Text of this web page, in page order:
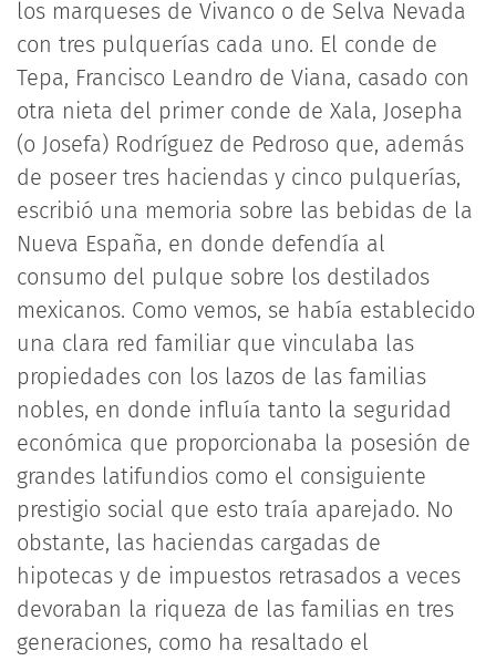
los marqueses de Vivanco o de Selva Nevada
con tres pulquerías cada uno. El conde de
Tepa, Francisco Leandro de Viana, casado con
otra nieta del primer conde de Xala, Josepha
(o Josefa) Rodríguez de Pedroso que, además
de poseer tres haciendas y cinco pulquerías,
escribió una memoria sobre las bebidas de la
Nueva España, en donde defendía al
consumo del pulque sobre los destilados
mexicanos. Como vemos, se había establecido
una clara red familiar que vinculaba las
propiedades con los lazos de las familias
nobles, en donde influía tanto la seguridad
económica que proporcionaba la posesión de
grandes latifundios como el consiguiente
prestigio social que esto traía aparejado. No
obstante, las haciendas cargadas de
hipotecas y de impuestos retrasados a veces
devoraban la riqueza de las familias en tres
generaciones, como ha resaltado el